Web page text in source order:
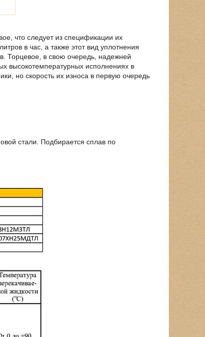
что следует из спецификации их
в час, а также этот вид уплотнения
Торцевое, в свою очередь, надежней
высокотемпературных исполнениях в
но скорость их износа в первую очередь
стали. Подбирается сплав по